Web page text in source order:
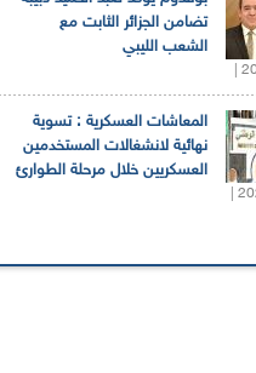
تضامن الجزائر الثابت مع
الشعب الليبي
المعاشات العسكرية : تسوية
نهائية لانشغالات المستخدمين
العسكريين خلال مرحلة الطوارئ